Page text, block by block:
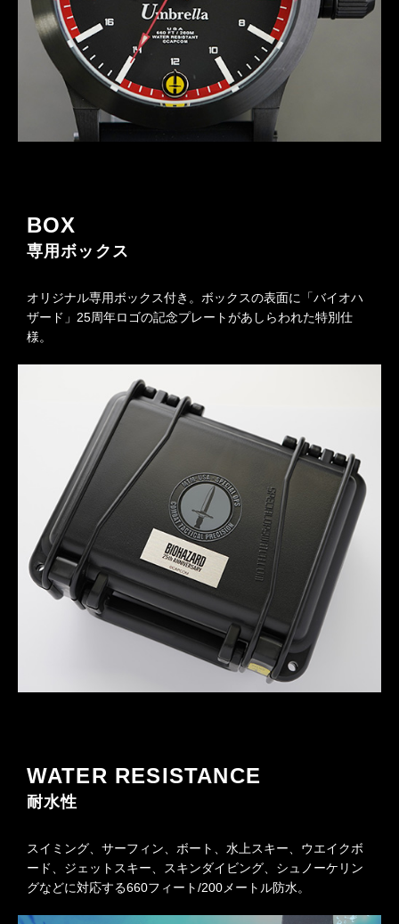
BOX
専用ボックス
オリジナル専用ボックス付き。ボックスの表面に「バイオハ
ザード」25周年ロゴの記念プレートがあしらわれた特別仕
様。
WATER RESISTANCE
耐水性
スイミング、サーフィン、ボート、水上スキー、ウエイクボ
ード、ジェットスキー、スキンダイビング、シュノーケリン
グなどに対応する660フィート/200メートル防水。